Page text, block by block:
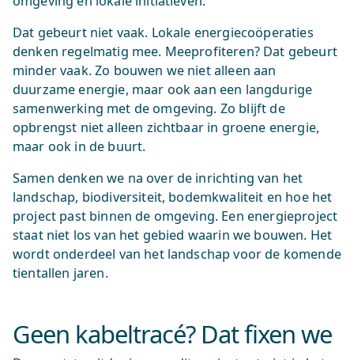
Dat gebeurt niet vaak. Lokale energiecoöperaties
denken regelmatig mee. Meeprofiteren? Dat gebeurt
minder vaak. Zo bouwen we niet alleen aan
duurzame energie, maar ook aan een langdurige
samenwerking met de omgeving. Zo blijft de
opbrengst niet alleen zichtbaar in groene energie,
maar ook in de buurt.
Samen denken we na over de inrichting van het
landschap, biodiversiteit, bodemkwaliteit en hoe het
project past binnen de omgeving. Een energieproject
staat niet los van het gebied waarin we bouwen. Het
wordt onderdeel van het landschap voor de komende
tientallen jaren.
Geen kabeltracé? Dat fixen we